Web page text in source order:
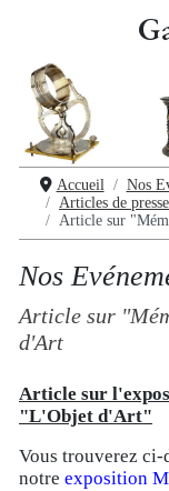
Accueil
Nos
Articles de
Article sur
Nos
Article sur
d'Art
Article sur
"L'Objet d'Art"
Vous trouverez ci-
notreexposition